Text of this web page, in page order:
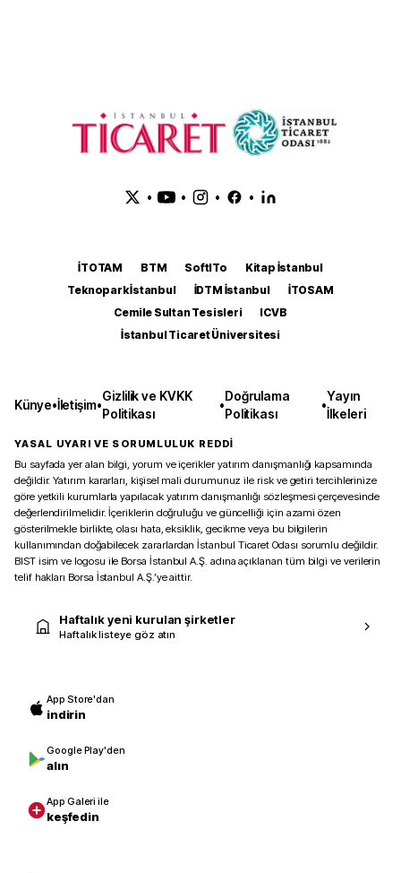
• • • •
İTOTAM BTM SoftITo
Kitap İstanbul
Teknopark İstanbul
İDTM İstanbul
İTOSAM
Cemile Sultan Tesisleri
ICVB
İstanbul Ticaret Üniversitesi
Künye•İletişim•
Gizlilik ve KVKK
Politikası
•
Doğrulama
Politikası
•
Yayın
İlkeleri
YASAL UYARI VE SORUMLULUK REDDİ
Bu sayfada yer alan bilgi, yorum ve içerikler yatırım danışmanlığı kapsamında
değildir. Yatırım kararları, kişisel mali durumunuz ile risk ve getiri tercihlerinize
göre yetkili kurumlarla yapılacak yatırım danışmanlığı sözleşmesi çerçevesinde
değerlendirilmelidir. İçeriklerin doğruluğu ve güncelliği için azami özen
gösterilmekle birlikte, olası hata, eksiklik, gecikme veya bu bilgilerin
kullanımından doğabilecek zararlardan İstanbul Ticaret Odası sorumlu değildir.
BIST isim ve logosu ile Borsa İstanbul A.Ş. adına açıklanan tüm bilgi ve verilerin
telif hakları Borsa İstanbul A.Ş.’ye aittir.
Haftalık yeni kurulan şirketler
Haftalık listeye göz atın
App Store'dan
indirin
Google Play'den
alın
App Galeri ile
keşfedin